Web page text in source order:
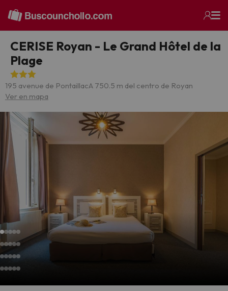
CERISE Royan - Le Grand Hôtel de la
Plage
195 avenue de PontaillacA 750.5 m del centro de Royan
Ver en mapa